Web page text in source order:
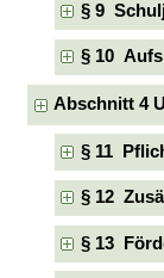
§ 9
§ 10
Abschnitt 4
§ 11
§ 12
§ 13